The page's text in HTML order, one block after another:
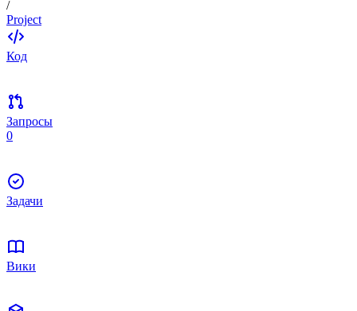
/
Project
Код
Запросы
0
Задачи
Вики